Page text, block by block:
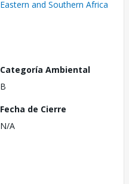
Eastern and Southern Africa
Categoría Ambiental
B
Fecha de Cierre
N/A